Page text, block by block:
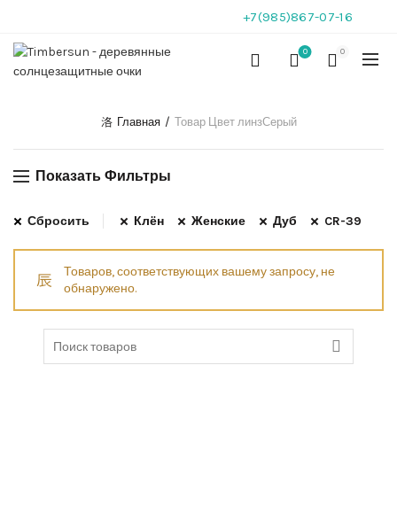
+7(985)867-07-16
0 0
Главная Товар Цвет линзСерый
Показать Фильтры
Сбросить Клён Женские Дуб CR-39
Товаров, соответствующих вашему запросу, не
обнаружено.